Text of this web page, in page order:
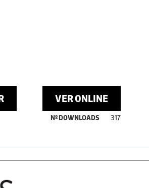
VER ONLINE
Nº DOWNLOADS 317